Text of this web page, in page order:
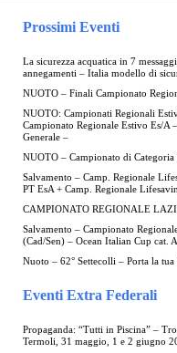
Prossimi Eventi
La sicurezza acquatica in 7
annegamenti – Italia modello di
NUOTO – Finali Campionato
NUOTO: Campionati Regionali
Campionato Regionale Estivo Es/A
Generale –
NUOTO – Campionato di Categoria
Salvamento – Camp. Regionale
PT EsA + Camp. Regionale
CAMPIONATO REGIONALE
Salvamento – Campionato
(Cad/Sen) – Ocean Italian Cup cat.
Nuoto – 62° Settecolli – Porta la tua
Eventi Extra Federali
Propaganda: “Tutti in Piscina” –
Termoli, 31 maggio, 1 e 2 giugno